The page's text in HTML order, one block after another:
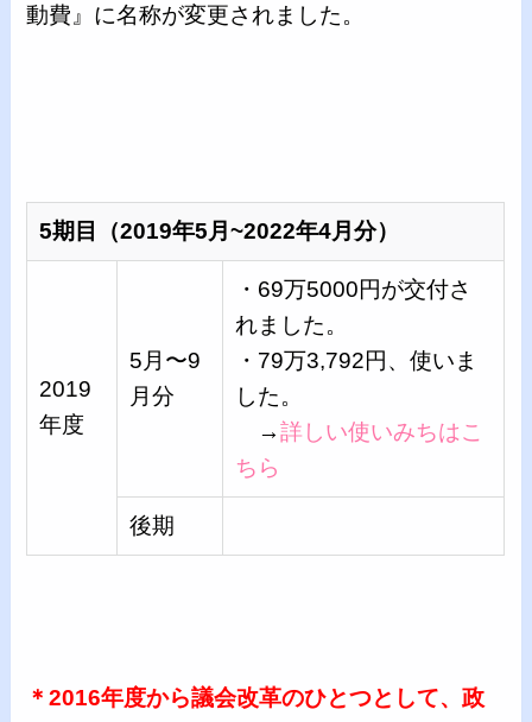
動費』に名称が変更されました。
5期目（2019年5月~2022年4月分）
2019
年度
5月〜9
月分
・69万5000円が交付さ
れました。
・79万3,792円、使いま
した。
→詳しい使いみちはこ
ちら
後期
＊2016年度から議会改革のひとつとして、政